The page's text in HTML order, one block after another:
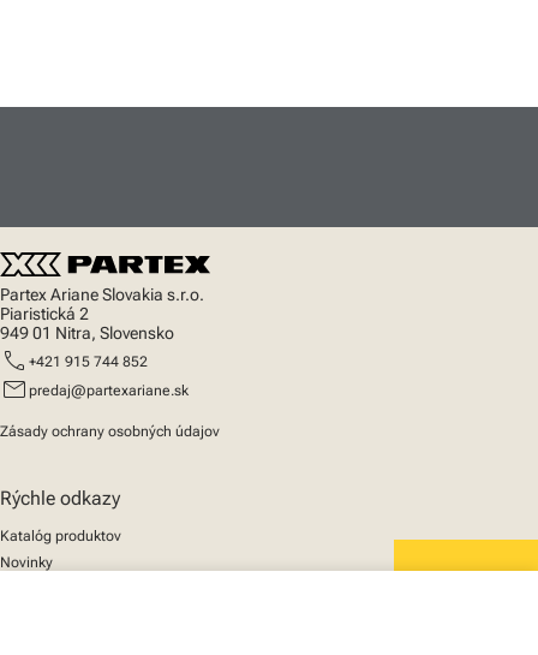
Partex Ariane Slovakia s.r.o.
Piaristická 2
949 01 Nitra, Slovensko
call +421 915 744 852
mail predaj@partexariane.sk
Zásady ochrany osobných údajov
Rýchle odkazy
Katalóg produktov
Novinky